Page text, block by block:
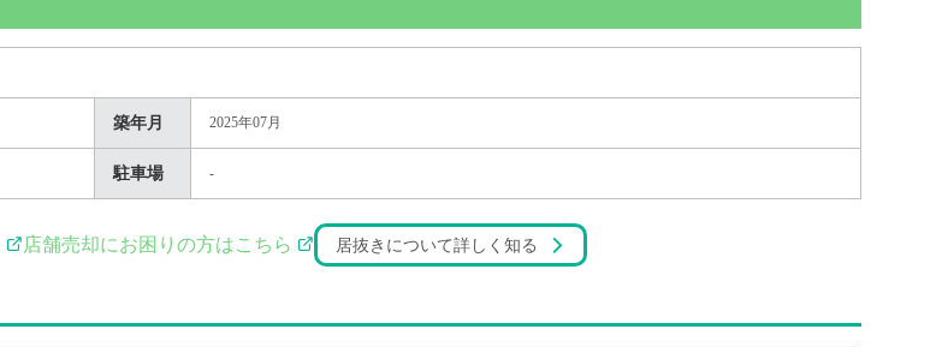
築年月 2025年07月
駐車場 -
店舗売却にお困りの方はこちら 居抜きについて詳しく知る